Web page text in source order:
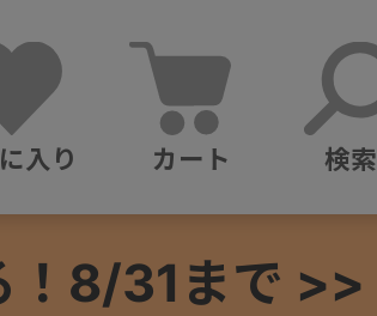
入り カート 検索
！8/31まで >>